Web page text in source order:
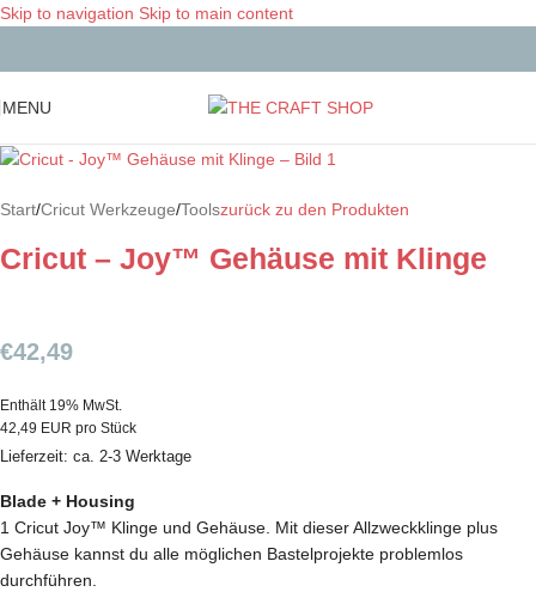
Skip to navigation Skip to main content
MENU
Start/Cricut Werkzeuge/Toolszurück zu den Produkten
Cricut – Joy™ Gehäuse mit Klinge
€42,49
Enthält 19% MwSt.
42,49 EUR pro Stück
Lieferzeit: ca. 2-3 Werktage
Blade + Housing
1 Cricut Joy™ Klinge und Gehäuse. Mit dieser Allzweckklinge plus
Gehäuse kannst du alle möglichen Bastelprojekte problemlos
durchführen.